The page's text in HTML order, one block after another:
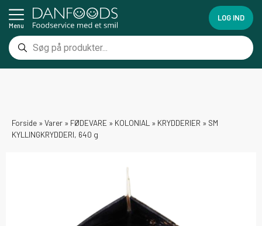
Menu
LOG IND
Forside » Varer » FØDEVARE » KOLONIAL » KRYDDERIER » SM
KYLLINGKRYDDERI, 640 g